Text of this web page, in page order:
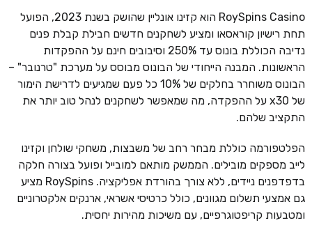
RoySpins Casino הוא קזינו אונליין שהושק בשנת 2023, הפועל
תחת רישיון קוראסאו ומציע לשחקנים חדשים חבילת קבלת פנים
נדיבה הכוללת בונוס עד 250% וסיבובים חינם על ההפקדות
הראשונות. המבנה הייחודי של הבונוס מבוסס על מערכת "טרנובר" –
הבונוס משוחרר בחלקים של 10% כל פעם שמגיעים לדרישת הימור
של x30 על ההפקדה, מה שמאפשר לשחקנים לנהל טוב יותר את
התקציב שלהם.
הפלטפורמה כוללת מבחר רחב של משבצות, משחקי שולחן וקזינו
לייב מספקים מובילים. הממשק מותאם למובייל ופועל בצורה חלקה
בדפדפנים ניידים, ללא צורך בהורדת אפליקציה. RoySpins מציע
גם אמצעי תשלום מגוונים, כולל כרטיסי אשראי, ארנקים אלקטרוניים
ומטבעות קריפטוגרפיים, עם משיכות מהירות יחסית.